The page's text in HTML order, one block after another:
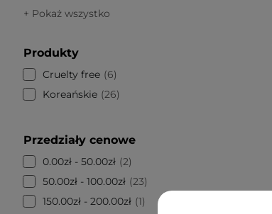
+ Pokaż wszystko
Produkty
Cruelty free
6
Koreańskie 26
Przedziały cenowe
0.00zł - 50.00zł 2
50.00zł - 100.00zł 23
150.00zł - 200.00zł 1